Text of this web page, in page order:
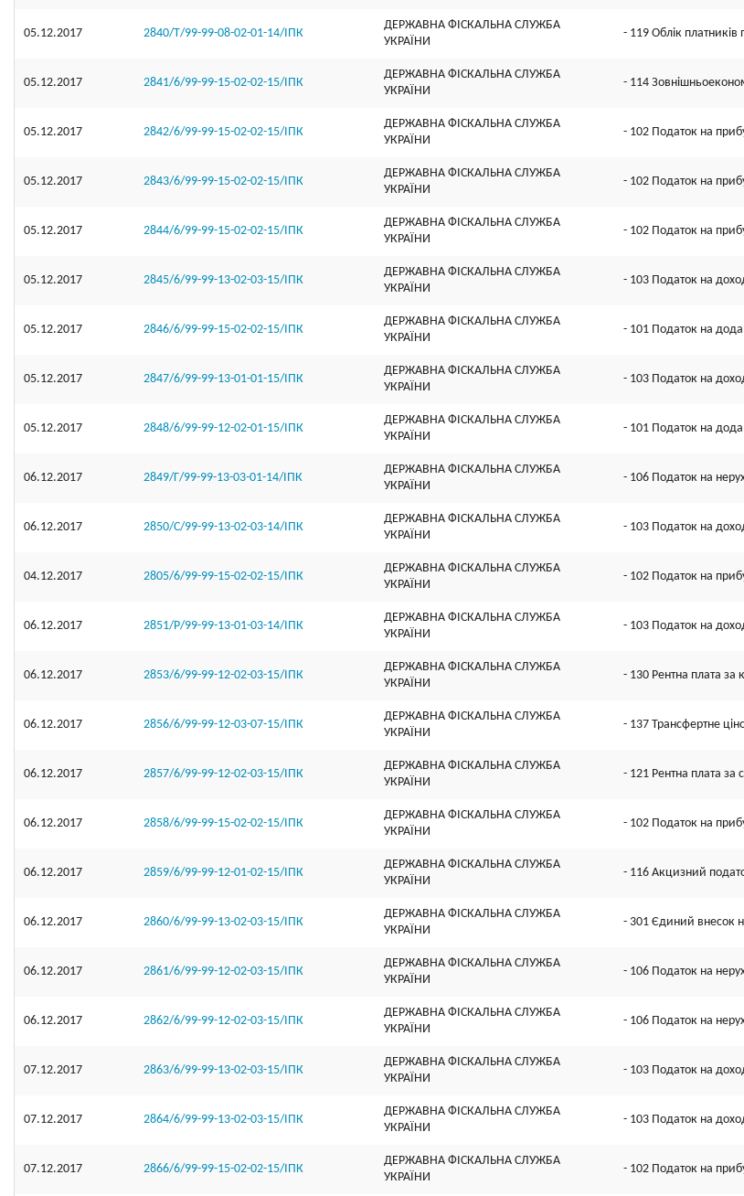
05.12.2017 2840/Т/99-99-08-02-01-14/ІПК
ДЕРЖАВНА ФІСКАЛЬНА СЛУЖБА
УКРАЇНИ
- 119 Облік платників
05.12.2017 2841/6/99-99-15-02-02-15/ІПК
ДЕРЖАВНА ФІСКАЛЬНА СЛУЖБА
УКРАЇНИ
- 114
05.12.2017 2842/6/99-99-15-02-02-15/ІПК
ДЕРЖАВНА ФІСКАЛЬНА СЛУЖБА
УКРАЇНИ
- 102 Податок на
05.12.2017 2843/6/99-99-15-02-02-15/ІПК
ДЕРЖАВНА ФІСКАЛЬНА СЛУЖБА
УКРАЇНИ
- 102 Податок на
05.12.2017 2844/6/99-99-15-02-02-15/ІПК
ДЕРЖАВНА ФІСКАЛЬНА СЛУЖБА
УКРАЇНИ
- 102 Податок на
05.12.2017 2845/6/99-99-13-02-03-15/ІПК
ДЕРЖАВНА ФІСКАЛЬНА СЛУЖБА
УКРАЇНИ
- 103 Податок на
05.12.2017 2846/6/99-99-15-02-02-15/ІПК
ДЕРЖАВНА ФІСКАЛЬНА СЛУЖБА
УКРАЇНИ
- 101 Податок на
05.12.2017 2847/6/99-99-13-01-01-15/ІПК
ДЕРЖАВНА ФІСКАЛЬНА СЛУЖБА
УКРАЇНИ
- 103 Податок на
05.12.2017 2848/6/99-99-12-02-01-15/ІПК
ДЕРЖАВНА ФІСКАЛЬНА СЛУЖБА
УКРАЇНИ
- 101 Податок на
06.12.2017 2849/Г/99-99-13-03-01-14/ІПК
ДЕРЖАВНА ФІСКАЛЬНА СЛУЖБА
УКРАЇНИ
- 106 Податок на
06.12.2017 2850/С/99-99-13-02-03-14/ІПК
ДЕРЖАВНА ФІСКАЛЬНА СЛУЖБА
УКРАЇНИ
- 103 Податок на
04.12.2017 2805/6/99-99-15-02-02-15/ІПК
ДЕРЖАВНА ФІСКАЛЬНА СЛУЖБА
УКРАЇНИ
- 102 Податок на
06.12.2017 2851/Р/99-99-13-01-03-14/ІПК
ДЕРЖАВНА ФІСКАЛЬНА СЛУЖБА
УКРАЇНИ
- 103 Податок на
06.12.2017 2853/6/99-99-12-02-03-15/ІПК
ДЕРЖАВНА ФІСКАЛЬНА СЛУЖБА
УКРАЇНИ
- 130 Рентна плата
06.12.2017 2856/6/99-99-12-03-07-15/ІПК
ДЕРЖАВНА ФІСКАЛЬНА СЛУЖБА
УКРАЇНИ
- 137 Трансфертне
06.12.2017 2857/6/99-99-12-02-03-15/ІПК
ДЕРЖАВНА ФІСКАЛЬНА СЛУЖБА
УКРАЇНИ
- 121 Рентна плата за
06.12.2017 2858/6/99-99-15-02-02-15/ІПК
ДЕРЖАВНА ФІСКАЛЬНА СЛУЖБА
УКРАЇНИ
- 102 Податок на
06.12.2017 2859/6/99-99-12-01-02-15/ІПК
ДЕРЖАВНА ФІСКАЛЬНА СЛУЖБА
УКРАЇНИ
- 116 Акцизний
06.12.2017 2860/6/99-99-13-02-03-15/ІПК
ДЕРЖАВНА ФІСКАЛЬНА СЛУЖБА
УКРАЇНИ
- 301 Єдиний внесок
06.12.2017 2861/6/99-99-12-02-03-15/ІПК
ДЕРЖАВНА ФІСКАЛЬНА СЛУЖБА
УКРАЇНИ
- 106 Податок на
06.12.2017 2862/6/99-99-12-02-03-15/ІПК
ДЕРЖАВНА ФІСКАЛЬНА СЛУЖБА
УКРАЇНИ
- 106 Податок на
07.12.2017 2863/6/99-99-13-02-03-15/ІПК
ДЕРЖАВНА ФІСКАЛЬНА СЛУЖБА
УКРАЇНИ
- 103 Податок на
07.12.2017 2864/6/99-99-13-02-03-15/ІПК
ДЕРЖАВНА ФІСКАЛЬНА СЛУЖБА
УКРАЇНИ
- 103 Податок на
07.12.2017 2866/6/99-99-15-02-02-15/ІПК
ДЕРЖАВНА ФІСКАЛЬНА СЛУЖБА
УКРАЇНИ
- 102 Податок на